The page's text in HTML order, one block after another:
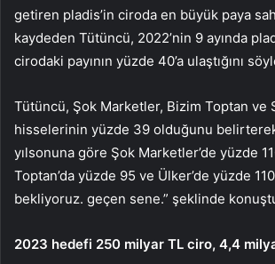
getiren pladis’in ciroda en büyük paya
kaydeden Tütüncü, 2022’nin 9 ayında
cirodaki payının yüzde 40’a ulaştığını
Tütüncü, Şok Marketler, Bizim Toptan ve
hisselerinin yüzde 39 olduğunu
yılsonuna göre Şok Marketler’de yüzde
Toptan’da yüzde 95 ve Ülker’de yüzde
bekliyoruz. geçen sene.” şeklinde
2023 hedefi 250 milyar TL ciro, 4,4